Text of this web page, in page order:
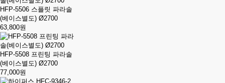
HFP-5506 스플릿 파라솔
(베이스별도) Ø2700
63,800원
HFP-5508 프린팅 파라솔
(베이스별도) Ø2700
77,000원